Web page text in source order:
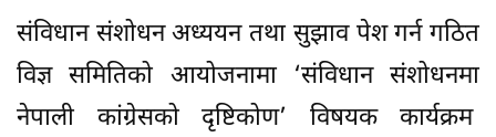
संविधान संशोधन अध्ययन तथा सुझाव पेश गर्न गठित
विज्ञ समितिको आयोजनामा ‘संविधान संशोधनमा
नेपाली कांग्रेसको दृष्टिकोण’ विषयक कार्यक्रम